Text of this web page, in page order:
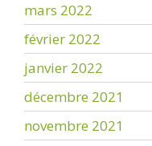
mars 2022
février 2022
janvier 2022
décembre 2021
novembre 2021